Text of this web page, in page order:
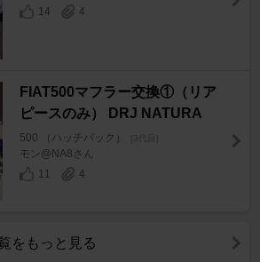
14
4
FIAT500マフラー交換①（リア
ピースのみ） DRJ NATURA
500 （ハッチバック） [3代目]
モン@NA8さん
11
4
をもっと見る